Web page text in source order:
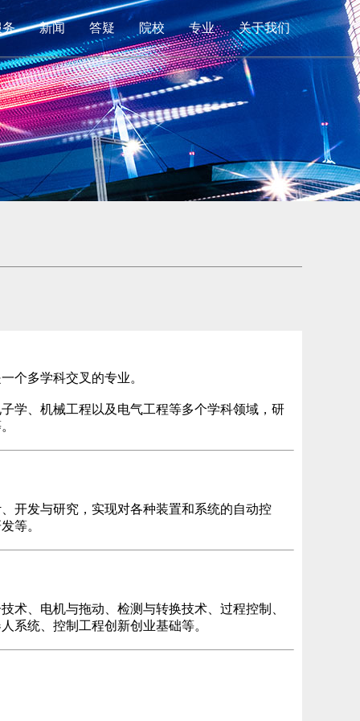
务 新闻 答疑 院校 专业 关于我们
个多学科交叉的专业。
学、机械工程以及电气工程等多个学科领域，研
开发与研究，实现对各种装置和系统的自动控
等。
术、电机与拖动、检测与转换技术、过程控制、
系统、控制工程创新创业基础等。